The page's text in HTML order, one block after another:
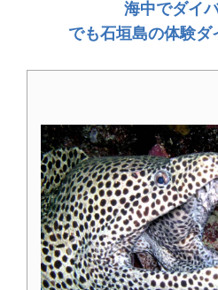
海中でダイ
でも石垣島の体験